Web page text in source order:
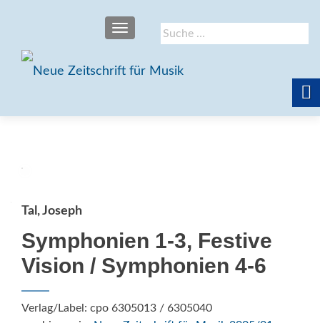
Suche
nach:
SCHALTE NAVIGATION
Tal, Joseph
Symphonien 1-3, Festive
Vision / Symphonien 4-6
Verlag/Label: cpo 6305013 / 6305040